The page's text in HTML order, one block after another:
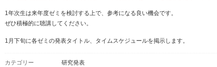
1年次生は来年度ゼミを検討する上で、参考になる良い機会です。
ぜひ積極的に聴講してください。
1月下旬に各ゼミの発表タイトル、タイムスケジュールを掲示します。
カテゴリー 研究発表